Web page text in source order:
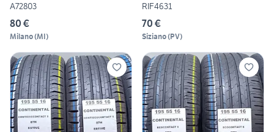
A72803
80 €
Milano(MI)
RIF4631
70 €
Siziano(PV)